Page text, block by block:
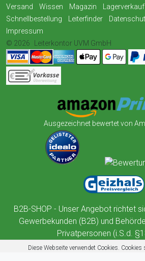
Versand Wissen Magazin Lagerverkauf
Schnellbestellung
Leiterfinder
Impressum
© 2026
Leiterkontor UVM GmbH
Ausgezeichnet bewertet von
B2B-SHOP - Unser Angebot richtet
Gewerbekunden (B2B) und
Privatpersonen (i.S.d.
Diese Webseite verwendet Cookies.